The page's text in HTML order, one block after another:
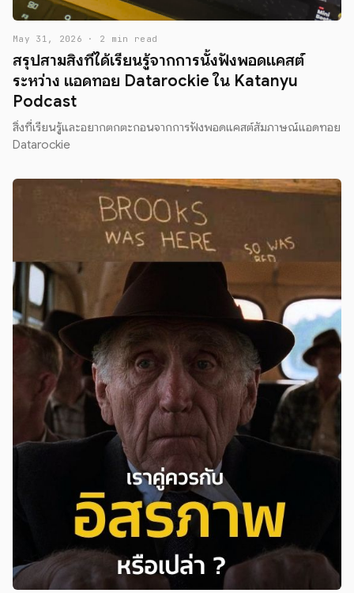
May 31, 2026 · 2 min read
สรุปสามสิ่งที่ได้เรียนรู้จากการนั้งฟังพอดแคสต์
ระหว่าง แอดทอย Datarockie ใน Katanyu
Podcast
สิ่งที่เรียนรู้และอยากตกตะกอนจากการฟังพอดแคสต์สัมภาษณ์แอดทอย
Datarockie